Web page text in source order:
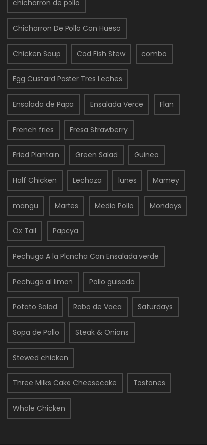
chicharron de pollo
Chicharron De Pollo Con Hueso
Chicken Soup Cod Fish Stew combo
Egg Custard Paster Tres Leches
Ensalada de Papa Ensalada Verde Flan
French fries Fresa Strawberry
Fried Plantain Green Salad Guineo
Half Chicken Lechoza lunes Mamey
mangu Martes Medio Pollo Mondays
Ox Tail Papaya
Pechuga A la Plancha Con Ensalada verde
Pechuga al limon Pollo guisado
Potato Salad Rabo de Vaca Saturdays
Sopa de Pollo Steak & Onions
Stewed chicken
Three Milks Cake Cheesecake Tostones
Whole Chicken